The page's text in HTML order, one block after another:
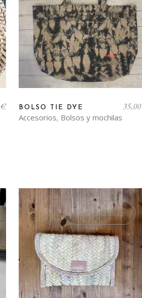
€
Accesorios, Bolsos y mochilas
BOLSO TIE DYE 35,00
Out Of Stock